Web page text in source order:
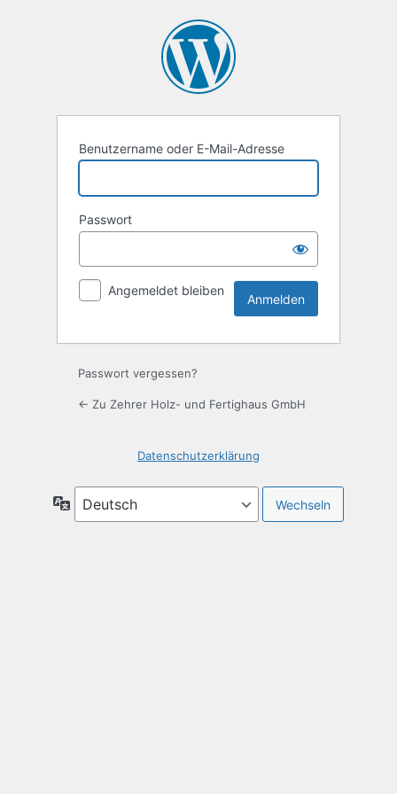
Benutzername oder E-Mail-Adresse
Passwort
Angemeldet bleiben
Passwort vergessen?
← Zu Zehrer Holz- und Fertighaus GmbH
Datenschutzerklärung
Sprache